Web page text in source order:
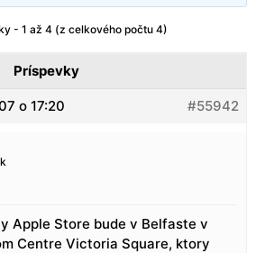
- 1 až 4 (z celkového počtu 4)
Príspevky
o 17:20 #55942
Apple Store bude v Belfaste v
Centre Victoria Square, ktory